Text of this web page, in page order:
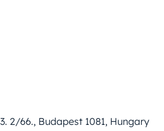
2/66., Budapest 1081, Hungary